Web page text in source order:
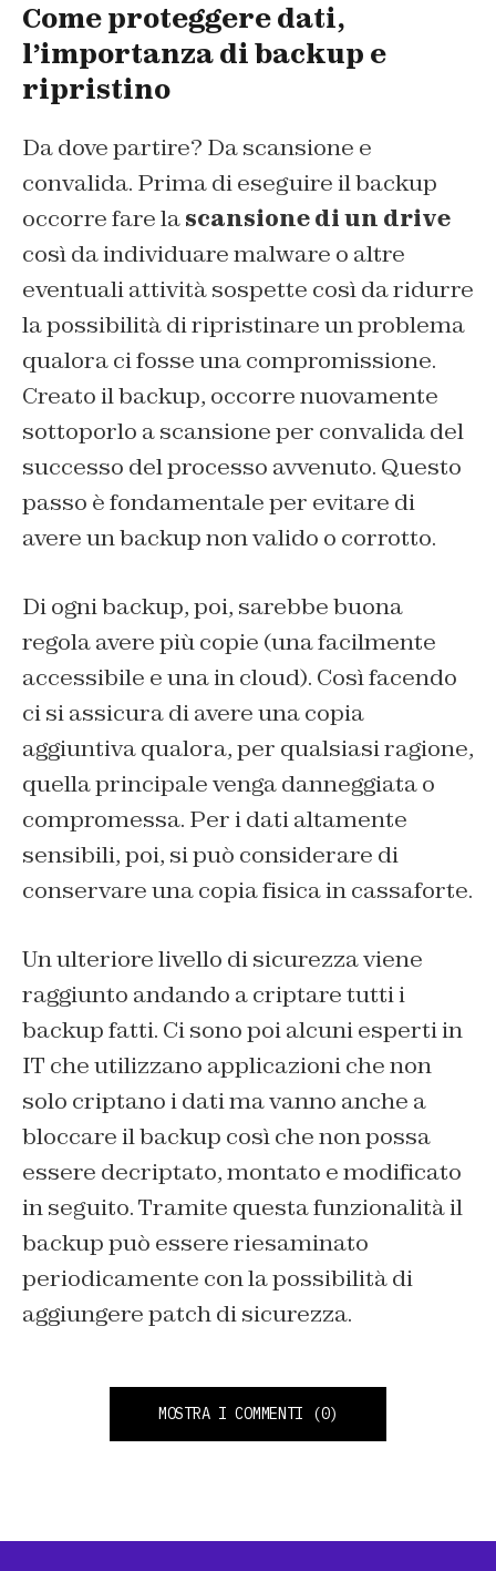
Come proteggere dati,
l’importanza di backup e
ripristino
Da dove partire? Da scansione e
convalida. Prima di eseguire il backup
occorre fare lascansione di un drive
così da individuare malware o altre
eventuali attività sospette così da ridurre
la possibilità di ripristinare un problema
qualora ci fosse una compromissione.
Creato il backup, occorre nuovamente
sottoporlo a scansione per convalida del
successo del processo avvenuto. Questo
passo è fondamentale per evitare di
avere un backup non valido o corrotto.
Di ogni backup, poi, sarebbe buona
regola avere più copie (una facilmente
accessibile e una in cloud). Così facendo
ci si assicura di avere una copia
aggiuntiva qualora, per qualsiasi ragione,
quella principale venga danneggiata o
compromessa. Per i dati altamente
sensibili, poi, si può considerare di
conservare una copia fisica in cassaforte.
Un ulteriore livello di sicurezza viene
raggiunto andando a criptare tutti i
backup fatti. Ci sono poi alcuni esperti in
IT che utilizzano applicazioni che non
solo criptano i dati ma vanno anche a
bloccare il backup così che non possa
essere decriptato, montato e modificato
in seguito. Tramite questa funzionalità il
backup può essere riesaminato
periodicamente con la possibilità di
aggiungere patch di sicurezza.
MOSTRA I COMMENTI (0)